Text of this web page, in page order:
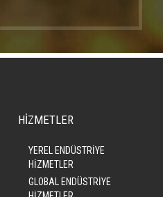
HİZMETLER
YEREL ENDÜSTRİYE
HİZMETLER
GLOBAL ENDÜSTRİYE